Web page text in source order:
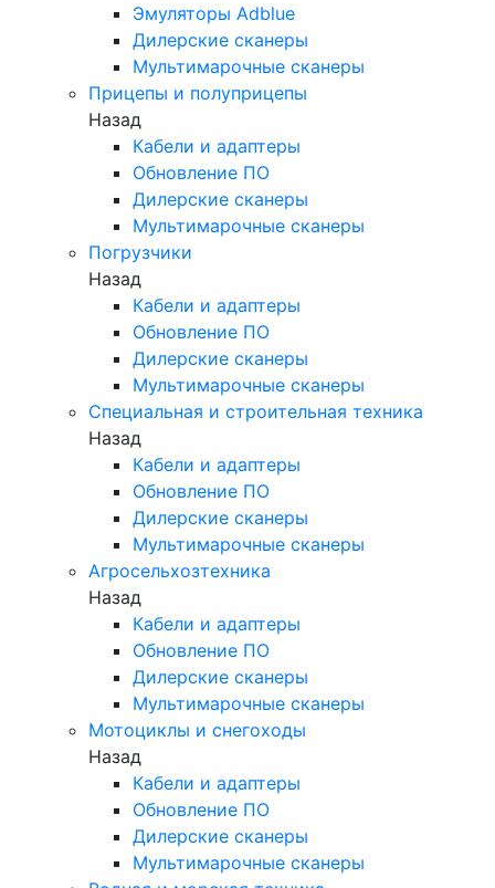
Эмуляторы Adblue
Дилерские сканеры
Мультимарочные сканеры
Прицепы и полуприцепы
Назад
Кабели и адаптеры
Обновление ПО
Дилерские сканеры
Мультимарочные сканеры
Погрузчики
Назад
Кабели и адаптеры
Обновление ПО
Дилерские сканеры
Мультимарочные сканеры
Специальная и строительная техника
Назад
Кабели и адаптеры
Обновление ПО
Дилерские сканеры
Мультимарочные сканеры
Агросельхозтехника
Назад
Кабели и адаптеры
Обновление ПО
Дилерские сканеры
Мультимарочные сканеры
Мотоциклы и снегоходы
Назад
Кабели и адаптеры
Обновление ПО
Дилерские сканеры
Мультимарочные сканеры